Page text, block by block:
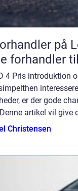
på
forhandler
4 Pris introduktion
er der gode
artikel vil give
Christensen